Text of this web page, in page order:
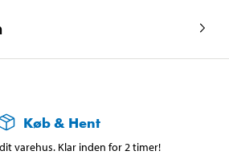
Køb & Hent
varehus. Klar inden for 2 timer!